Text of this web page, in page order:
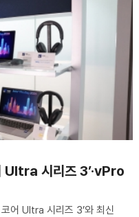
Ultra 시리즈 3’·vPro
어 Ultra 시리즈 3’와 최신